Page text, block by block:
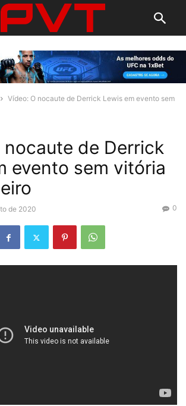
Vídeo: O nocaute de Derrick Lewis em evento sem
nocaute de Derrick
evento sem vitória
de 2020 0